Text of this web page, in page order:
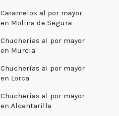
Caramelos al por mayor
en Molina de Segura
Chucherías al por mayor
en Murcia
Chucherías al por mayor
en Lorca
Chucherías al por mayor
en Alcantarilla